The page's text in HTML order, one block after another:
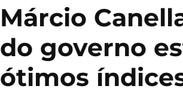
Márcio
do governo
ótimos